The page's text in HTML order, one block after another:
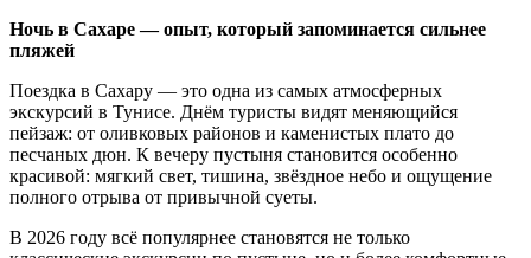
Ночь в Сахаре — опыт, который запоминается сильнее
пляжей
Поездка в Сахару — это одна из самых атмосферных
экскурсий в Тунисе. Днём туристы видят меняющийся
пейзаж: от оливковых районов и каменистых плато до
песчаных дюн. К вечеру пустыня становится особенно
красивой: мягкий свет, тишина, звёздное небо и ощущение
полного отрыва от привычной суеты.
В 2026 году всё популярнее становятся не только